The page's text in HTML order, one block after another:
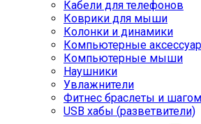
Кабели для телефонов
Коврики для мыши
Колонки и динамики
Компьютерные
Компьютерные мыши
Наушники
Увлажнители
Фитнес браслеты и
USB хабы (разветвители)